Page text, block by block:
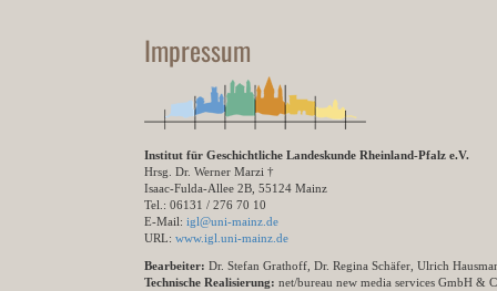
Impressum
Institut für Geschichtliche Landeskunde Rheinland-Pfalz e.V.
Hrsg. Dr. Werner Marzi †
Isaac-Fulda-Allee 2B, 55124 Mainz
Tel.: 06131 / 276 70 10
E-Mail: igl@uni-mainz.de
URL: www.igl.uni-mainz.de
Bearbeiter: Dr. Stefan Grathoff, Dr. Regina Schäfer, Ulrich
Technische Realisierung: net/bureau new media services GmbH &